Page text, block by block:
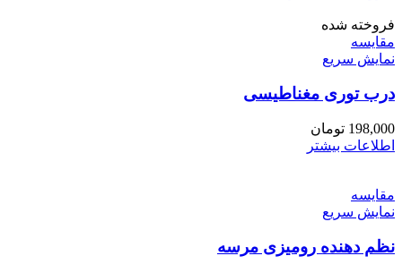
فروخته شده
مقايسه
نمایش سریع
درب توری مغناطیسی
198,000 تومان
اطلاعات بیشتر
مقايسه
نمایش سریع
نظم دهنده رومیزی مرسه